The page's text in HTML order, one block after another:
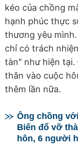
kéo của chồng
hạnh phúc thực
thương yêu
chỉ có trách
tàn" như hiện
thân vào cuộc
thêm lần nữa.
Ông chồng
Biến đổ vỡ
hôn, 6 người